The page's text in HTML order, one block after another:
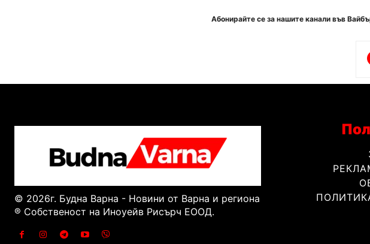
Абонирайте се за нашите канали във
© 2026г. Будна Варна - Новини от Варна и региона
® Собственост на Иноуейв Рисърч ЕООД.